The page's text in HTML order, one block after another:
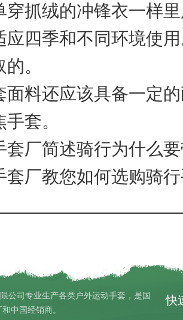
穿抓绒的冲锋衣一样
应四季和不同环境使
。
面料还应该具备一定
套。
套厂简述骑行为什么
套厂教您如何选购骑
套有限公司专业生产各类户外运动手套，是国
中国经销商。
快